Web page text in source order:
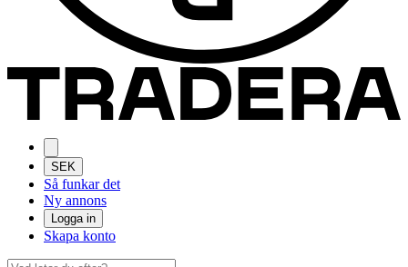
SEK
Så funkar det
Ny annons
Logga in
Skapa konto